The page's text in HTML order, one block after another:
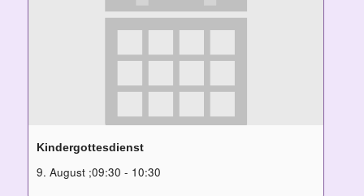
Kindergottesdienst
9. August ;09:30 - 10:30